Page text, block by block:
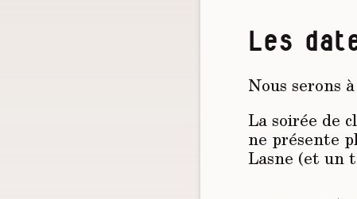
Les
Nous serons
La soirée de
ne présente
Lasne (et un